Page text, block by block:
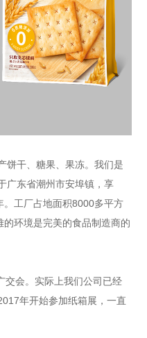
饼干、糖果、果冻。我们是
广东省潮州市安埠镇，享
。工厂占地面积8000多平方
环境是完美的食品制造商的
交会。实际上我们公司已经
年开始参加纸箱展，一直